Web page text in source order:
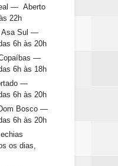
— Aberto
22h
Asa Sul —
6h às 20h
—
6h às 18h
—
6h às 20h
Bosco —
6h às 20h
os dias,